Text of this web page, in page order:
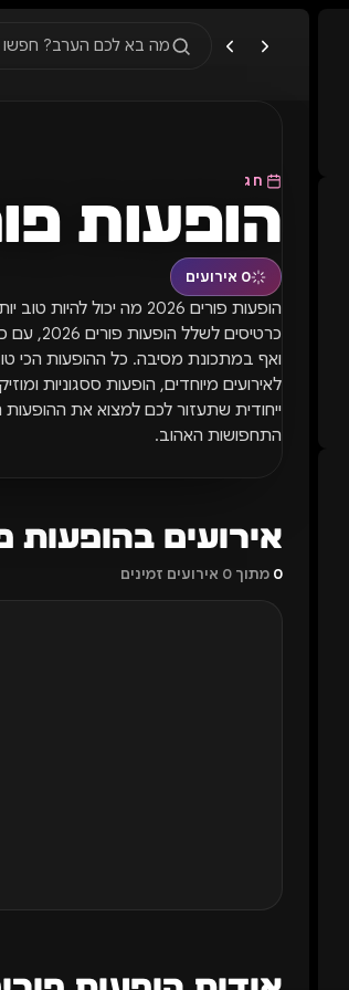
מה בא לכם הערב? חפשו
חג
הופעות
0 אירועים
הופעות פורים 2026 מה
לאירועים מיוחדים, הופעות ססגוניות
ייחודית שתעזור לכם למצוא את
התחפושות האהוב.
אירועים בהופעות
0 מתוך 0 אירועים זמינים
טיפ: אפשר להקליד שם אומן, עיר, תאריך או שם חג.